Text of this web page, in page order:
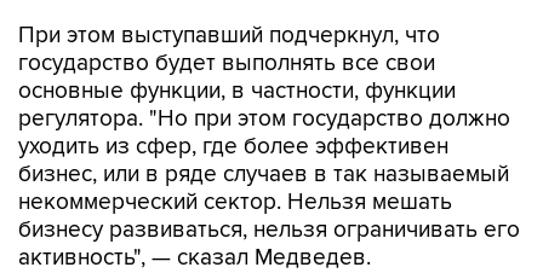
При этом выступавший подчеркнул, что
государство будет выполнять все свои
основные функции, в частности, функции
регулятора. "Но при этом государство должно
уходить из сфер, где более эффективен
бизнес, или в ряде случаев в так называемый
некоммерческий сектор. Нельзя мешать
бизнесу развиваться, нельзя ограничивать его
активность", — сказал Медведев.